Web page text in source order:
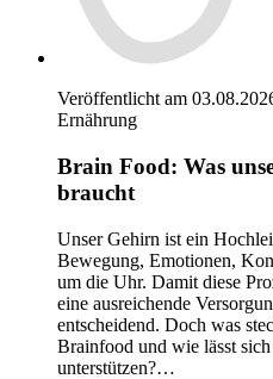
Veröffentlicht am
Ernährung
Brain Food: Was
braucht
Unser Gehirn ist ein
Bewegung, Emotionen,
um die Uhr. Damit diese
eine ausreichende
entscheidend. Doch was
Brainfood und wie lässt
unterstützen?…